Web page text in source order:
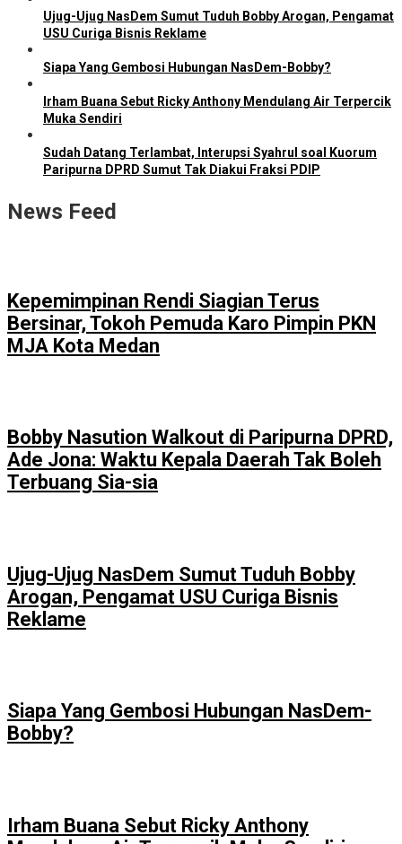
Ujug-Ujug NasDem Sumut Tuduh Bobby Arogan, Pengamat
USU Curiga Bisnis Reklame
Siapa Yang Gembosi Hubungan NasDem-Bobby?
Irham Buana Sebut Ricky Anthony Mendulang Air Terpercik
Muka Sendiri
Sudah Datang Terlambat, Interupsi Syahrul soal Kuorum
Paripurna DPRD Sumut Tak Diakui Fraksi PDIP
News Feed
Kepemimpinan Rendi Siagian Terus
Bersinar, Tokoh Pemuda Karo Pimpin PKN
MJA Kota Medan
Bobby Nasution Walkout di Paripurna DPRD,
Ade Jona: Waktu Kepala Daerah Tak Boleh
Terbuang Sia-sia
Ujug-Ujug NasDem Sumut Tuduh Bobby
Arogan, Pengamat USU Curiga Bisnis
Reklame
Siapa Yang Gembosi Hubungan NasDem-
Bobby?
Irham Buana Sebut Ricky Anthony